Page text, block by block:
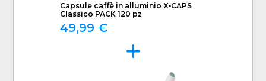
Capsule caffè in alluminio X▪CAPS
Classico PACK 120 pz
49,99 €